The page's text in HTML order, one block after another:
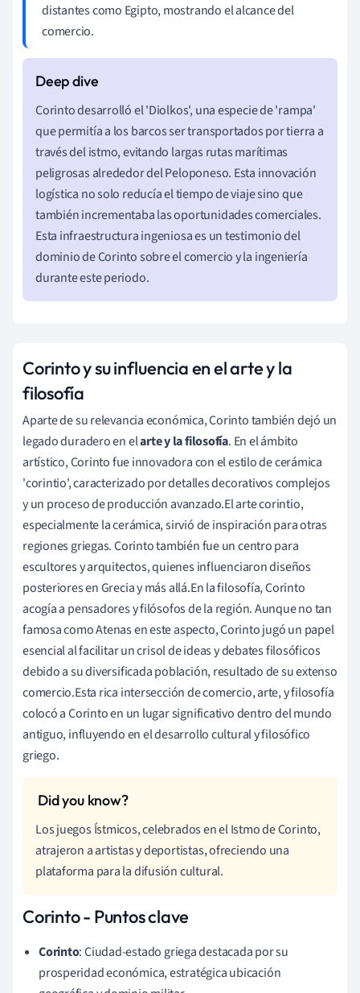
distantes como Egipto, mostrando el alcance del
comercio.
Corinto desarrolló el 'Diolkos', una especie de 'rampa'
que permitía a los barcos ser transportados por tierra a
través del istmo, evitando largas rutas marítimas
peligrosas alrededor del Peloponeso. Esta innovación
logística no solo reducía el tiempo de viaje sino que
también incrementaba las oportunidades comerciales.
Esta infraestructura ingeniosa es un testimonio del
dominio de Corinto sobre el comercio y la ingeniería
durante este periodo.
Corinto y su influencia en el arte y la
filosofía
Aparte de su relevancia económica, Corinto también dejó un
legado duradero en elarte y la filosofía. En el ámbito
artístico, Corinto fue innovadora con el estilo de cerámica
'corintio', caracterizado por detalles decorativos complejos
y un proceso de producción avanzado.El arte corintio,
especialmente la cerámica, sirvió de inspiración para otras
regiones griegas. Corinto también fue un centro para
escultores y arquitectos, quienes influenciaron diseños
posteriores en Grecia y más allá.En la filosofía, Corinto
acogía a pensadores y filósofos de la región. Aunque no tan
famosa como Atenas en este aspecto, Corinto jugó un papel
esencial al facilitar un crisol de ideas y debates filosóficos
debido a su diversificada población, resultado de su extenso
comercio.Esta rica intersección de comercio, arte, y filosofía
colocó a Corinto en un lugar significativo dentro del mundo
antiguo, influyendo en el desarrollo cultural y filosófico
griego.
Los juegos Ístmicos, celebrados en el Istmo de Corinto,
atrajeron a artistas y deportistas, ofreciendo una
plataforma para la difusión cultural.
Corinto - Puntos clave
Corinto: Ciudad-estado griega destacada por su
prosperidad económica, estratégica ubicación